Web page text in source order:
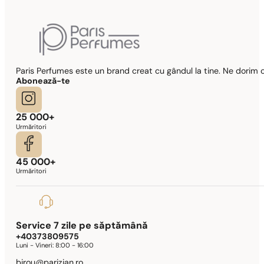
Paris Perfumes este un brand creat cu gândul la tine. Ne
Abonează-te
25 000+
Urmăritori
45 000+
Urmăritori
Service 7 zile pe săptămână
+40373809575
Luni - Vineri:8:00 - 16:00